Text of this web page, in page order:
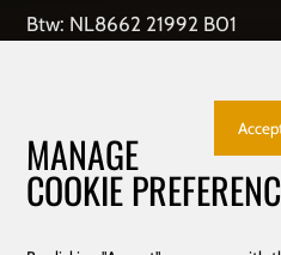
MANAGE
COOKIE
Btw: NL8662 21992 B01
Den Haag - Rijswijk - Zoetermeer -
Dagelijks geopend van 10:00-